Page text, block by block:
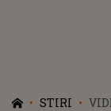
STIRI